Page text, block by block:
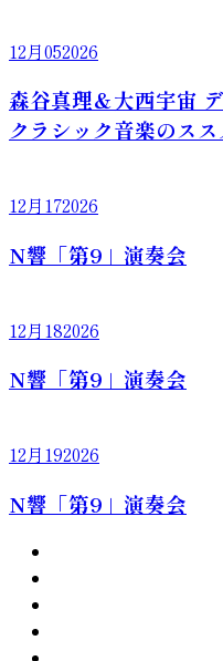
12月052026
森谷真理＆大西宇宙
クラシック音楽のス
12月172026
N響「第9」演奏会
12月182026
N響「第9」演奏会
12月192026
N響「第9」演奏会